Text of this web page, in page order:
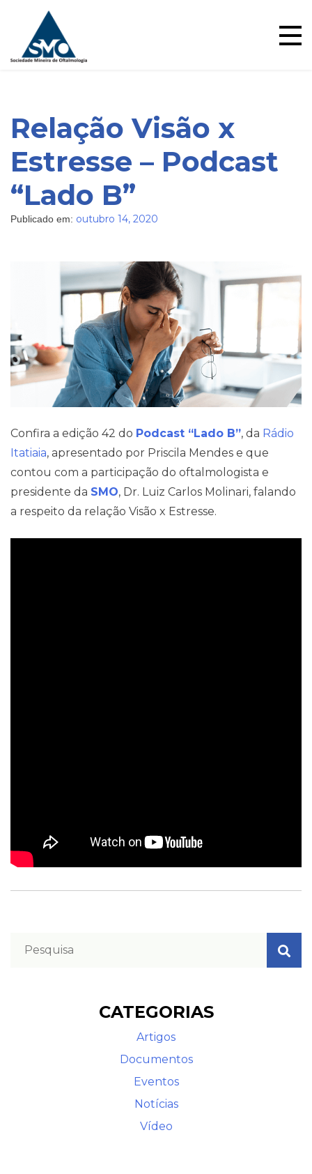
content
Blog
Relação Visão x
Estresse – Podcast
“Lado B”
Publicado em: outubro 14, 2020
Confira a edição 42 do Podcast “Lado B”, da Rádio
Itatiaia, apresentado por Priscila Mendes e que
contou com a participação do oftalmologista e
presidente da SMO, Dr. Luiz Carlos Molinari, falando
a respeito da relação Visão x Estresse.
CATEGORIAS
Artigos
Documentos
Eventos
Notícias
Vídeo